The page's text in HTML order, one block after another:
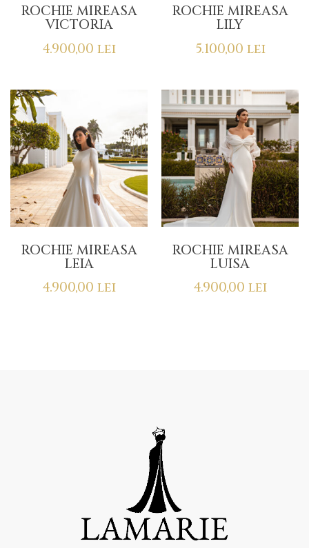
ROCHIE MIREASA
VICTORIA
4.900,00 lei
ROCHIE MIREASA
LILY
5.100,00 lei
ROCHIE MIREASA
LEIA
4.900,00 lei
ROCHIE MIREASA
LUISA
4.900,00 lei